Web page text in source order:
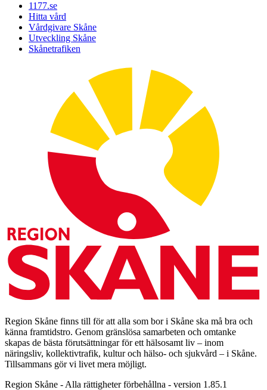
1177.se
Hitta vård
Vårdgivare Skåne
Utveckling Skåne
Skånetrafiken
Region Skåne finns till för att alla som bor i Skåne ska må bra och
känna framtidstro. Genom gränslösa samarbeten och omtanke
skapas de bästa förutsättningar för ett hälsosamt liv – inom
näringsliv, kollektivtrafik, kultur och hälso- och sjukvård – i Skåne.
Tillsammans gör vi livet mera möjligt.
Region Skåne - Alla rättigheter förbehållna - version 1.85.1